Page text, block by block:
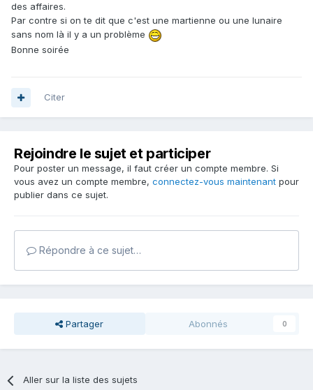
des affaires.
Par contre si on te dit que c'est une martienne ou une lunaire
sans nom là il y a un problème
Bonne soirée
Citer
Rejoindre le sujet et participer
Pour poster un message, il faut créer un compte membre. Si
vous avez un compte membre, connectez-vous maintenant pour
publier dans ce sujet.
Répondre à ce sujet…
Partager Abonnés 0
Aller sur la liste des sujets